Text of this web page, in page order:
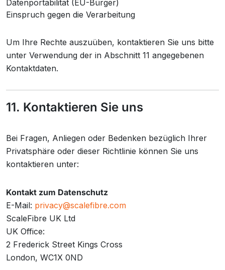
Datenportabilität (EU-Bürger)
Einspruch gegen die Verarbeitung
Um Ihre Rechte auszuüben, kontaktieren Sie uns bitte
unter Verwendung der in Abschnitt 11 angegebenen
Kontaktdaten.
11. Kontaktieren Sie uns
Bei Fragen, Anliegen oder Bedenken bezüglich Ihrer
Privatsphäre oder dieser Richtlinie können Sie uns
kontaktieren unter:
Kontakt zum Datenschutz
E-Mail: privacy@scalefibre.com
ScaleFibre UK Ltd
UK Office:
2 Frederick Street Kings Cross
London, WC1X 0ND